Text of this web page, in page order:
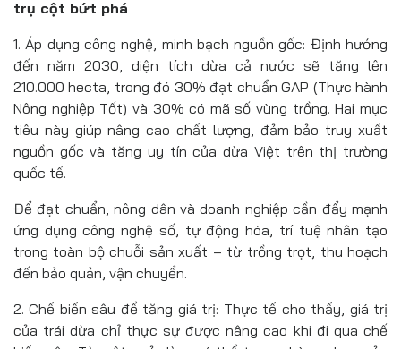
trụ cột bứt phá
1. Áp dụng công nghệ, minh bạch nguồn gốc: Định hướng
đến năm 2030, diện tích dừa cả nước sẽ tăng lên
210.000 hecta, trong đó 30% đạt chuẩn GAP (Thực hành
Nông nghiệp Tốt) và 30% có mã số vùng trồng. Hai mục
tiêu này giúp nâng cao chất lượng, đảm bảo truy xuất
nguồn gốc và tăng uy tín của dừa Việt trên thị trường
quốc tế.
Để đạt chuẩn, nông dân và doanh nghiệp cần đẩy mạnh
ứng dụng công nghệ số, tự động hóa, trí tuệ nhân tạo
trong toàn bộ chuỗi sản xuất – từ trồng trọt, thu hoạch
đến bảo quản, vận chuyển.
2. Chế biến sâu để tăng giá trị: Thực tế cho thấy, giá trị
của trái dừa chỉ thực sự được nâng cao khi đi qua chế